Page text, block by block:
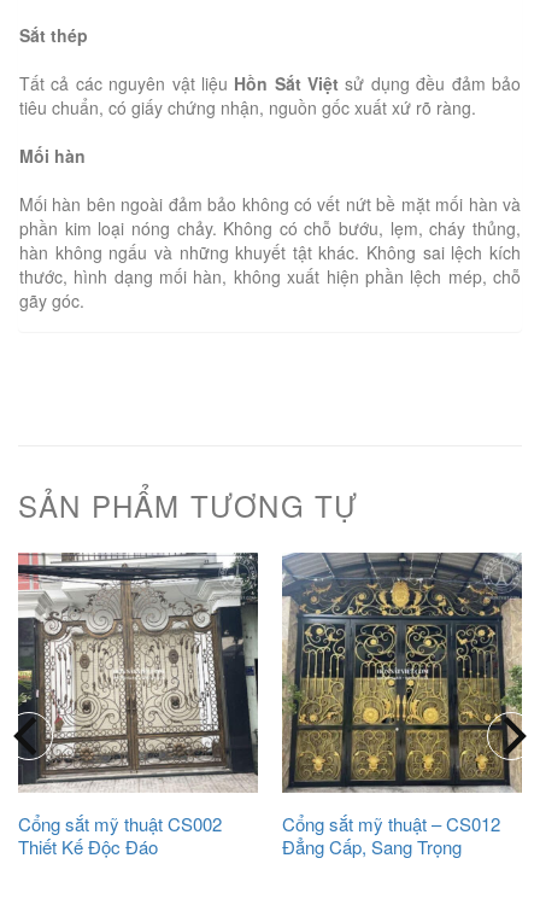
Sắt thép
Tất cả các nguyên vật liệu Hồn Sắt Việt sử dụng đều đảm bảo
tiêu chuẩn, có giấy chứng nhận, nguồn gốc xuất xứ rõ ràng.
Mối hàn
Mối hàn bên ngoài đảm bảo không có vết nứt bề mặt mối hàn và
phần kim loại nóng chảy. Không có chỗ bướu, lẹm, cháy thủng,
hàn không ngấu và những khuyết tật khác. Không sai lệch kích
thước, hình dạng mối hàn, không xuất hiện phần lệch mép, chỗ
gãy góc.
SẢN PHẨM TƯƠNG TỰ
Cổng sắt mỹ thuật CS002
Thiết Kế Độc Đáo
Cổng sắt mỹ thuật – CS012
Đẳng Cấp, Sang Trọng